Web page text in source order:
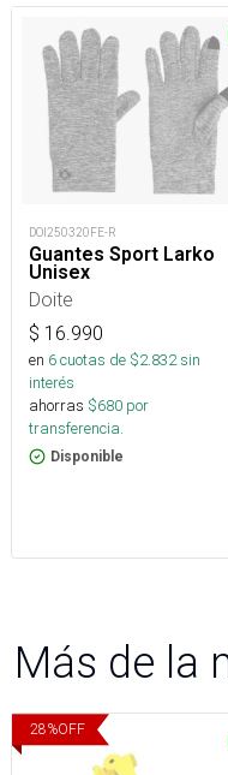
DOI250320FE-R
Guantes Sport Larko
Unisex
Doite
$ 16.990
en 6cuotas de $2.832sin
interés
ahorras $680 por
transferencia.
Disponible
Más de la
28%OFF